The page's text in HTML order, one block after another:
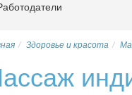
Здоровье и красота